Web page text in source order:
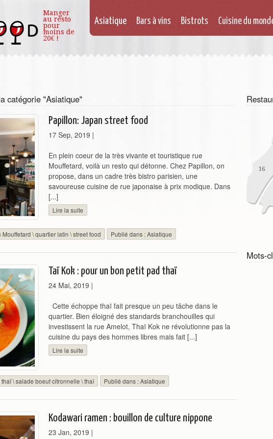
Manger
au resto
pour
moins de
20€ !
Asiatique Bars à vins Bistrots Cuisine du
catégorie "Asiatique"
Papillon: Japan street food
17 Sep, 2019 |
En plein coeur de la très vivante et touristique rue
Mouffetard, voilà un resto qui détonne. Chez Papillon, on
propose, dans un cadre très bistro parisien, une
savoureuse cuisine de rue japonaise à prix modique. Dans
[...]
Lire la suite
\ Mouffetard \quartier latin \street food Publié dans :Asiatique
Taï Kok : pour un bon petit pad thaï
24 Mai, 2019 |
Cette échoppe thaï fait presque un peu tâche dans le
quartier. Bien éloigné des standards branchouilles qui
investissent la rue Amelot, Thaï Kok ne révolutionne pas la
cuisine du pays des hommes libres mais fait [...]
Lire la suite
thaï\salade boeuf citronnelle \thaî Publié dans :Asiatique
Kodawari ramen : bouillon de culture nippone
23 Jan, 2019 |
Mots-